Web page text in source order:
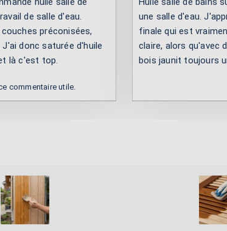
de salle d'eau.
préconisées,
donc saturée d'huile
là c'est top.
commentaire utile.
une salle d'eau.
finale qui est
claire, alors qu'avec
bois jaunit toujours